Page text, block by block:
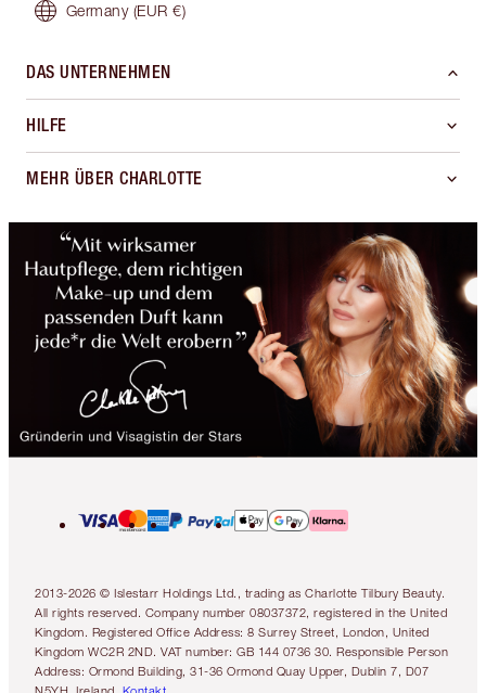
Germany (EUR €)
DAS UNTERNEHMEN
HILFE
MEHR ÜBER CHARLOTTE
2013-2026 © Islestarr Holdings Ltd., trading as Charlotte Tilbury Beauty.
All rights reserved. Company number 08037372, registered in the United
Kingdom. Registered Office Address: 8 Surrey Street, London, United
Kingdom WC2R 2ND. VAT number: GB 144 0736 30. Responsible Person
Address: Ormond Building, 31-36 Ormond Quay Upper, Dublin 7, D07
N5YH, Ireland.
Kontakt